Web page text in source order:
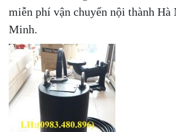
miễn phí vận chuyển nội thành Hà
Minh.